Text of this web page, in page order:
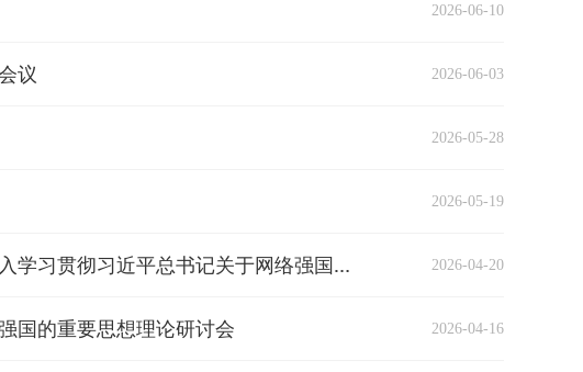
2026-06-10
议 2026-06-03
2026-05-28
2026-05-19
凝聚加快建设网络强国的广泛共识和强大合力——深入学习贯彻习近平总书记关于网络强国的重要思想理论研讨会发言摘编 2026-04-20
国的重要思想理论研讨会 2026-04-16